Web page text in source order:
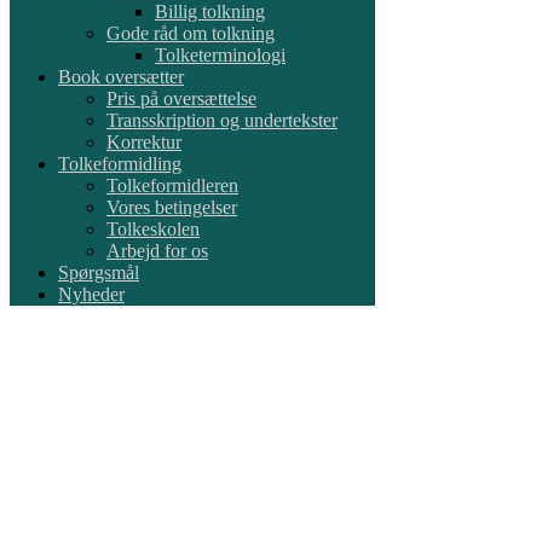
Billig tolkning
Gode råd om tolkning
Tolketerminologi
Book oversætter
Pris på oversættelse
Transskription og undertekster
Korrektur
Tolkeformidling
Tolkeformidleren
Vores betingelser
Tolkeskolen
Arbejd for os
Spørgsmål
Nyheder